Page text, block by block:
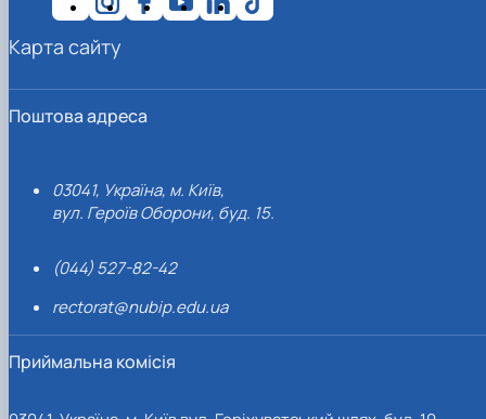
Поштова адреса
03041, Україна, м. Київ,
вул. Героїв Оборони, буд. 15.
(044) 527-82-42
rectorat@nubip.edu.ua
Приймальна комісія
Карта сайту